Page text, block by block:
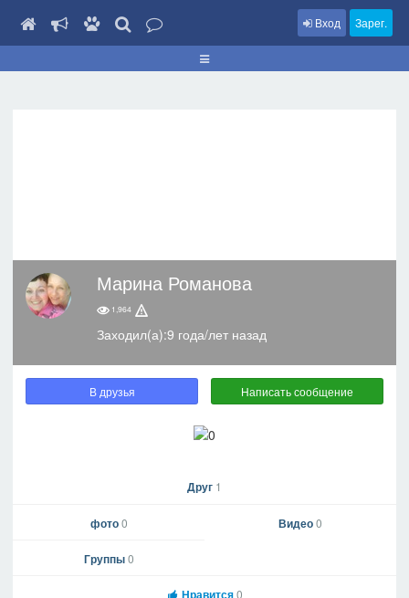
Вход Зарег.
Марина Романова
1,964
Заходил(а):9 года/лет назад
В друзья Написать сообщение
Друг 1
фото0 Видео0
Группы0
Нравится0